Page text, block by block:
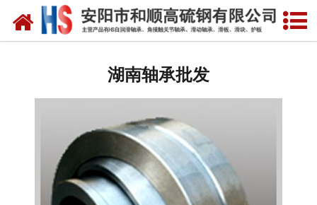
网站首页
湖南滑动轴瓦
湖南自润滑耐磨衬板
湖南铜合金镶嵌石墨
湖南轴承批发